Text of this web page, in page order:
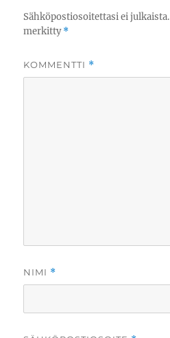
Sähköpostiosoitettasi ei julkaista.
merkitty*
KOMMENTTI *
NIMI *